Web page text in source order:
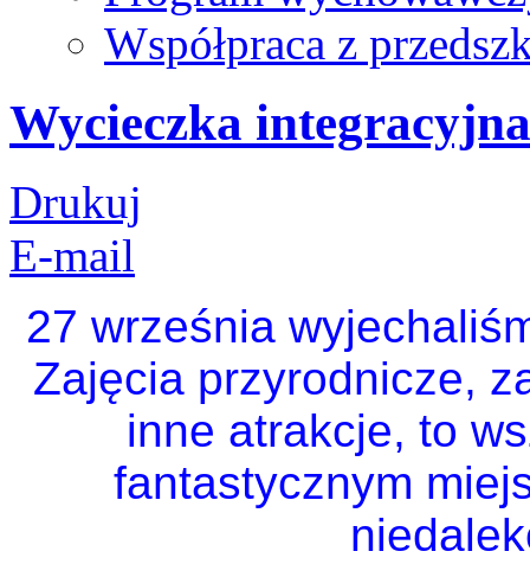
Współpraca z
Wycieczka
Drukuj
E-mail
27 września
Zajęcia przyrodnicze,
inne atrakcje, to
fantastycznym